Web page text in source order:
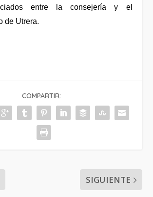
entre la consejería y el
de Utrera.
COMPARTIR:
SIGUIENTE